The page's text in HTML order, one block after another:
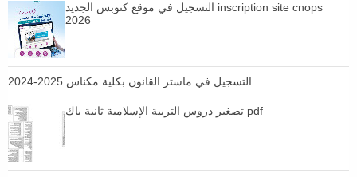
التسجيل في موقع كنوبس الجديد inscription site cnops
2026
التسجيل في ماستر القانون بكلية مكناس 2025-2024
تصغير دروس التربية الإسلامية ثانية باك pdf